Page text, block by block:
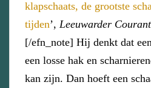
klapschaats, de grootste
tijden’, Leeuwarder Courant
[/efn_note] Hij denkt dat
een losse hak en
kan zijn. Dan hoeft een